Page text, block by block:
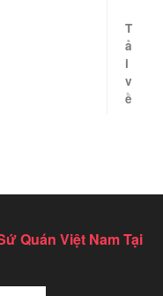
T
ả
i
v
ề
Quán Việt Nam Tại